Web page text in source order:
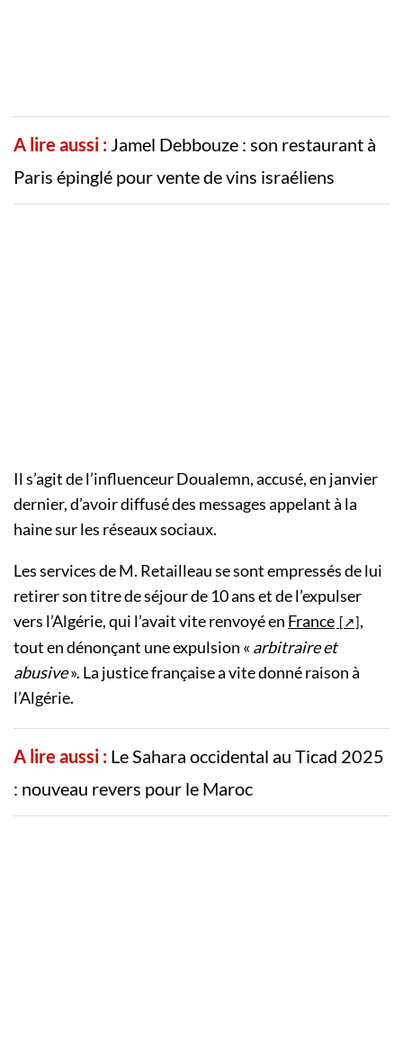
A lire aussi : Jamel Debbouze : son restaurant à
Paris épinglé pour vente de vins israéliens
Il s’agit de l’influenceur Doualemn, accusé, en janvier
dernier, d’avoir diffusé des messages appelant à la
haine sur les réseaux sociaux.
Les services de M. Retailleau se sont empressés de lui
retirer son titre de séjour de 10 ans et de l’expulser
vers l’Algérie, qui l’avait vite renvoyé en France
,
tout en dénonçant une expulsion « arbitraire et
abusive». La justice française a vite donné raison à
l’Algérie.
A lire aussi : Le Sahara occidental au Ticad 2025
: nouveau revers pour le Maroc